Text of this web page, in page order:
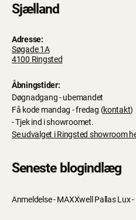
Sjælland
Adresse:
Søgade 1A
4100 Ringsted
Åbningstider:
Døgnadgang - ubemandet
Få kode mandag - fredag (kontakt)
- Tjek ind i showroomet.
Se udvalget i Ringsted showroom
Seneste blogindlæg
Anmeldelse - MAXXwell Pallas Lux